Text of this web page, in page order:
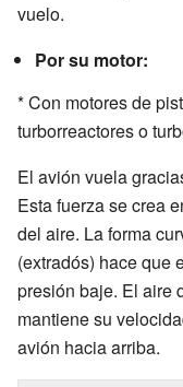
vuelo.
Por su motor:
* Con motores de
turborreactores o
El avión vuela
Esta fuerza se crea
del aire. La forma
(extradós) hace que
presión baje. El aire
mantiene su
avión hacia arriba.